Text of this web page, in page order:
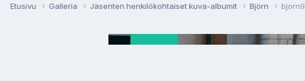
Etusivu Galleria Jäsenten henkilökohtaiset kuva-albumit Björn bjorn9